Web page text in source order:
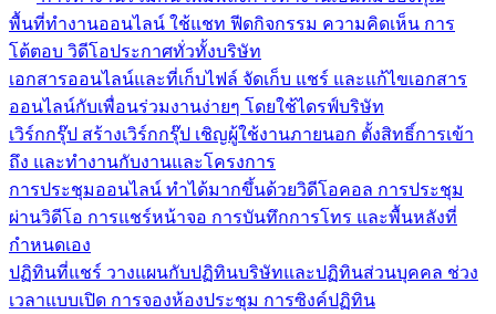
พื้นที่ทำงานออนไลน์ ใช้แชท ฟีดกิจกรรม ความคิดเห็น การ
โต้ตอบ วิดีโอประกาศทั่วทั้งบริษัท
เอกสารออนไลน์และที่เก็บไฟล์ จัดเก็บ แชร์ และแก้ไขเอกสาร
ออนไลน์กับเพื่อนร่วมงานง่ายๆ โดยใช้ไดรฟ์บริษัท
เวิร์กกรุ๊ป สร้างเวิร์กกรุ๊ป เชิญผู้ใช้งานภายนอก ตั้งสิทธิ์การเข้า
ถึง และทำงานกับงานและโครงการ
การประชุมออนไลน์ ทำได้มากขึ้นด้วยวิดีโอคอล การประชุม
ผ่านวิดีโอ การแชร์หน้าจอ การบันทึกการโทร และพื้นหลังที่
กำหนดเอง
ปฏิทินที่แชร์ วางแผนกับปฏิทินบริษัทและปฏิทินส่วนบุคคล ช่วง
เวลาแบบเปิด การจองห้องประชุม การซิงค์ปฏิทิน